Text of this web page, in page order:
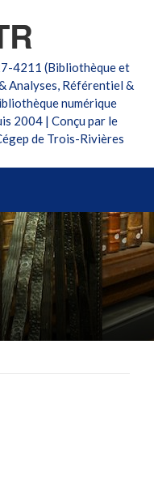
4211 (Bibliothèque et
Analyses, Référentiel &
numérique
2004 | Conçu par le
de Trois-Rivières